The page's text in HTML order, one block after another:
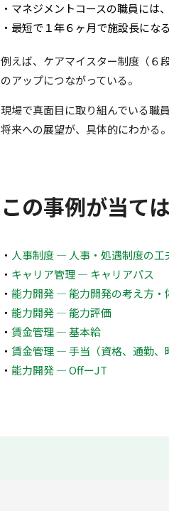
マネジメントコースの職員には
最短で１年６ヶ月で施設長にな
例えば、ケアマイスター制度（６
のアップにつながっている。
現場で真面目に取り組んでいる職
将来への展望が、具体的にわかる
この事例が当て
人事制度 ― 人事・処遇制度の工
キャリア管理 ― キャリアパス
能力開発 ― 能力開発の考え方・
能力開発 ― 能力評価
賃金管理 ― 基本給
賃金管理 ― 手当（資格、通勤、
能力開発 ― OffーJT